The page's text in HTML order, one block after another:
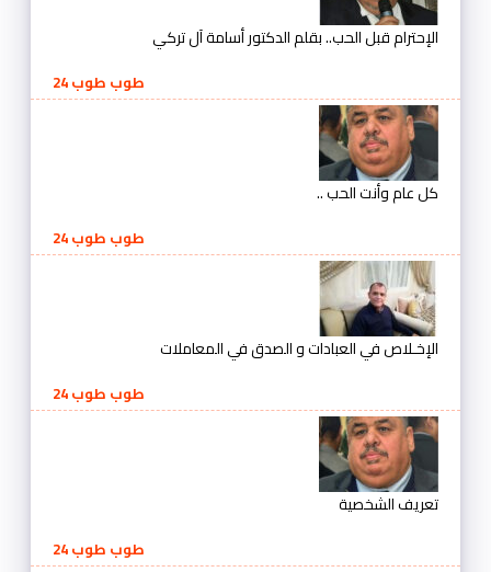
الإحترام قبل الحب.. بقلم الدكتور أسامة آل تركي
طوب طوب 24
كل عام وأنت الحب ..
طوب طوب 24
الإخـلاص في العبادات و الصدق في المعاملات
طوب طوب 24
تعريف الشخصية
طوب طوب 24